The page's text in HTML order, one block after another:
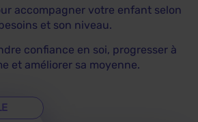
accompagner votre enfant selon
et son niveau.
confiance en soi, progresser à
et améliorer sa moyenne.